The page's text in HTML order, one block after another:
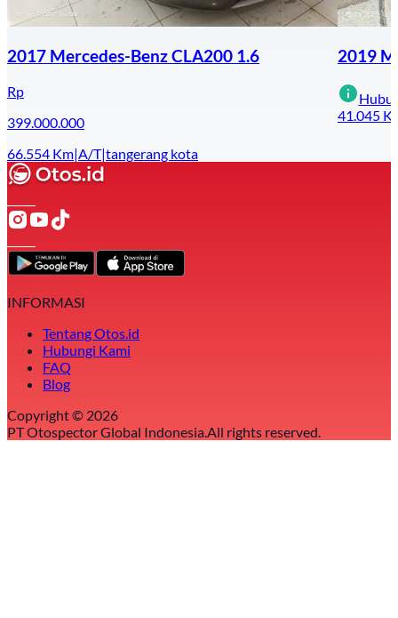
2017 Mercedes-Benz CLA200 1.6
Rp
399.000.000
66.554 Km|A/T|tangerang kota
2019
41.045
INFORMASI
Tentang Otos.id
Hubungi Kami
FAQ
Blog
Copyright © 2026
PT Otospector Global Indonesia. All rights reserved.